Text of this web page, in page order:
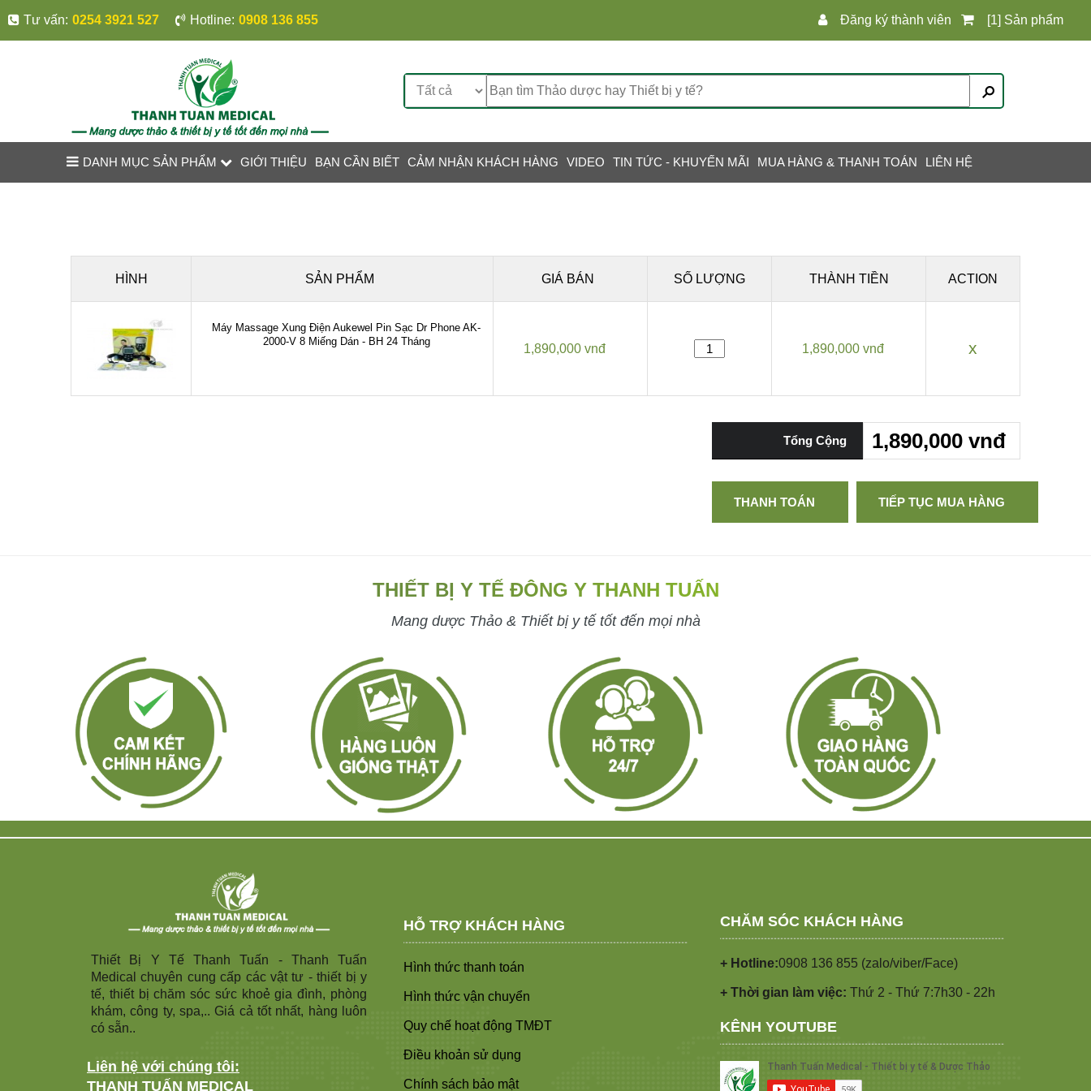
Tư vấn: 0254 3921 527 Hotline: 0908 136 855 Đăng ký thành viên [1] Sản phẩm
DANH MỤC SẢN PHẨM GIỚI THIỆU BẠN CẦN BIẾT CẢM NHẬN KHÁCH HÀNG VIDEO TIN TỨC - KHUYẾN MÃI MUA HÀNG & THANH TOÁN LIÊN HỆ
HÌNH SẢN PHẨM GIÁ BÁN SỐ LƯỢNG THÀNH TIỀN ACTION
Máy Massage Xung Điện Aukewel Pin Sạc Dr Phone AK-
2000-V 8 Miếng Dán - BH 24 Tháng
1,890,000 vnđ 1,890,000 vnđ x
Tổng Cộng 1,890,000 vnđ
THANH TOÁN TIẾP TỤC MUA HÀNG
THIẾT BỊ Y TẾ ĐÔNG Y THANH TUẤN
Mang dược Thảo & Thiết bị y tế tốt đến mọi nhà
Thiết Bị Y Tế Thanh Tuấn - Thanh Tuấn
Medical chuyên cung cấp các vật tư - thiết bị y
tế, thiết bị chăm sóc sức khoẻ gia đình, phòng
khám, công ty, spa,.. Giá cả tốt nhất, hàng luôn
có sẵn..
Liên hệ với chúng tôi:
THANH TUẤN MEDICAL
HỖ TRỢ KHÁCH HÀNG
Hình thức thanh toán
Hình thức vận chuyển
Quy chế hoạt động TMĐT
Điều khoản sử dụng
Chính sách bảo mật
CHĂM SÓC KHÁCH HÀNG
+ Hotline:0908 136 855 (zalo/viber/Face)
+ Thời gian làm việc: Thứ 2 - Thứ 7:7h30 - 22h
KÊNH YOUTUBE